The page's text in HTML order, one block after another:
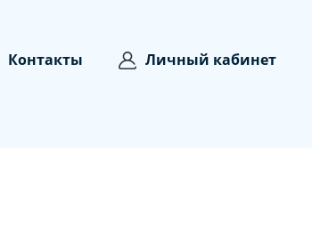
Контакты Личный кабинет